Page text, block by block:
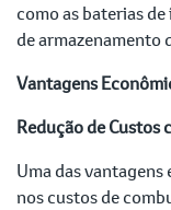
como as baterias
de armazenamento
Vantagens
Redução de Custos
Uma das
nos custos de